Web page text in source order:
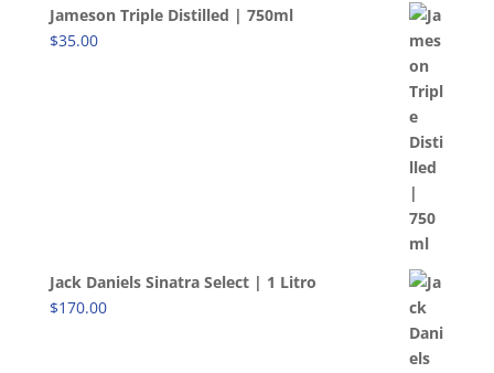
Jameson Triple Distilled | 750ml
$35.00
Jack Daniels Sinatra Select | 1 Litro
$170.00